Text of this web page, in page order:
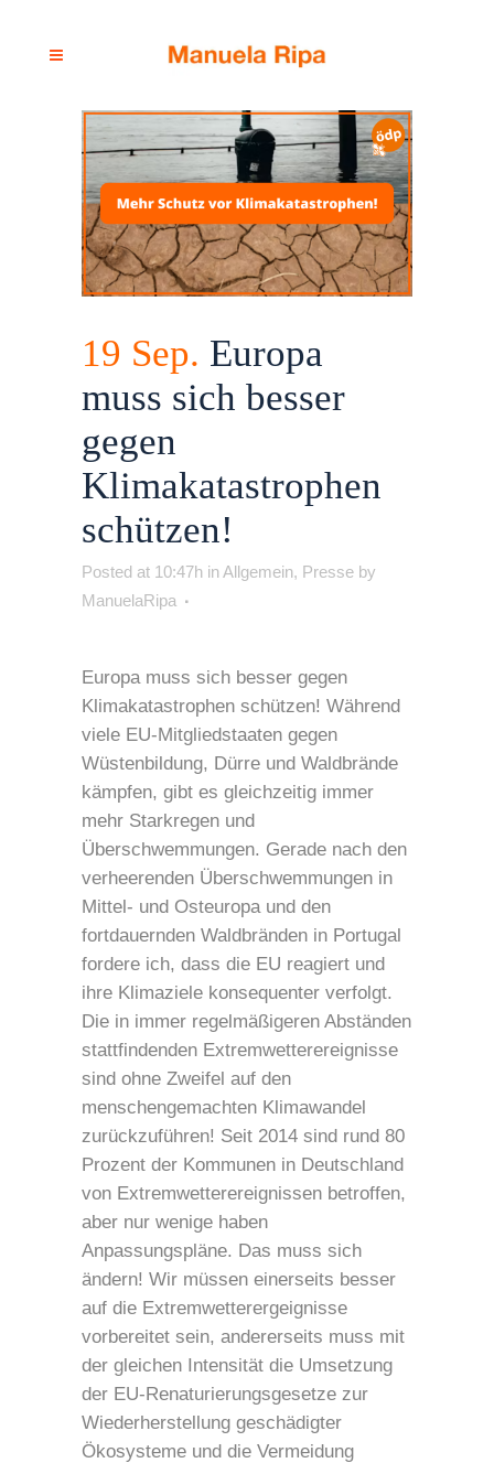
19 Sep. Europa
muss sich besser
gegen
Klimakatastrophen
schützen!
Posted at 10:47h inAllgemein, Presse by
ManuelaRipa
Europa muss sich besser gegen
Klimakatastrophen schützen! Während
viele EU-Mitgliedstaaten gegen
Wüstenbildung, Dürre und Waldbrände
kämpfen, gibt es gleichzeitig immer
mehr Starkregen und
Überschwemmungen. Gerade nach den
verheerenden Überschwemmungen in
Mittel- und Osteuropa und den
fortdauernden Waldbränden in Portugal
fordere ich, dass die EU reagiert und
ihre Klimaziele konsequenter verfolgt.
Die in immer regelmäßigeren Abständen
stattfindenden Extremwetterereignisse
sind ohne Zweifel auf den
menschengemachten Klimawandel
zurückzuführen! Seit 2014 sind rund 80
Prozent der Kommunen in Deutschland
von Extremwetterereignissen betroffen,
aber nur wenige haben
Anpassungspläne. Das muss sich
ändern! Wir müssen einerseits besser
auf die Extremwetterergeignisse
vorbereitet sein, andererseits muss mit
der gleichen Intensität die Umsetzung
der EU-Renaturierungsgesetze zur
Wiederherstellung geschädigter
Ökosysteme und die Vermeidung